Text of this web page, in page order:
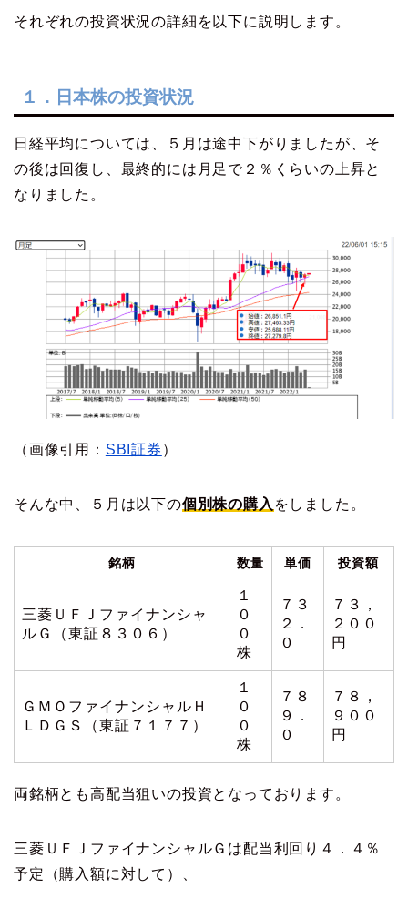
それぞれの投資状況の詳細を以下に説明します。
１．日本株の投資状況
日経平均については、５月は途中下がりましたが、そ
の後は回復し、最終的には月足で２％くらいの上昇と
なりました。
（画像引用： SBI証券 ）
そんな中、５月は以下の個別株の購入 をしました。
銘柄 数量 単価 投資額
三菱ＵＦＪファイナンシャ
ルＧ（東証８３０６）
１
０
０
株
７３
２．
０
７３，
２００
円
ＧＭＯファイナンシャルＨ
ＬＤＧＳ（東証７１７７）
１
０
０
株
７８
９．
０
７８，
９００
円
両銘柄とも高配当狙いの投資となっております。
三菱ＵＦＪファイナンシャルＧは配当利回り４．４％
予定（購入額に対して）、